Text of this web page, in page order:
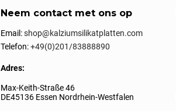
Neem contact met ons op
Email:shop@kalziumsilikatplatten.com
Telefon:+49(0)201/83888890
Adres:
Max-Keith-Straße 46
DE45136 Essen Nordrhein-Westfalen